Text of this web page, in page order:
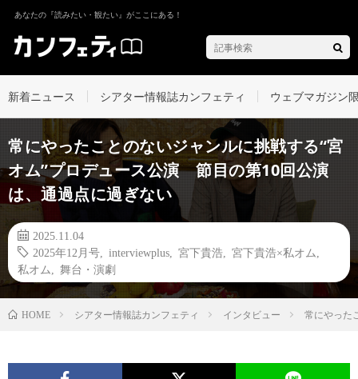
あなたの『読みたい・観たい』がここにある！
新着ニュース シアター情報誌カンフェティ ウェブマガジン
常にやったことのないジャンルに挑戦する“宮
オム”プロデュース公演 節目の第10回公演
は、通過点に過ぎない
2025.11.04
2025年12月号
interviewplus 宮下貴浩 宮下貴浩×私オム
私オム
舞台・演劇
HOME シアター情報誌カンフェティ インタビュー 常にやった